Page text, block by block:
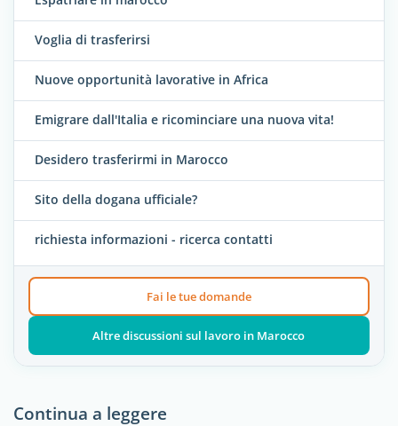
Voglia di trasferirsi
Nuove opportunità lavorative in Africa
Emigrare dall'Italia e ricominciare una nuova vita!
Desidero trasferirmi in Marocco
Sito della dogana ufficiale?
richiesta informazioni - ricerca contatti
Fai le tue domande
Altre discussioni sul lavoro in Marocco
Continua a leggere